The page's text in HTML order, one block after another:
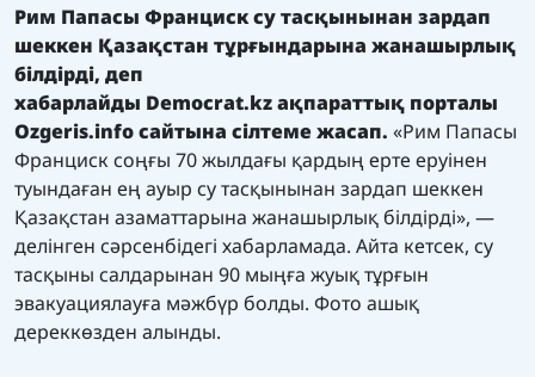
Рим Папасы Франциск су тасқынынан зардап
шеккен Қазақстан тұрғындарына жанашырлық
білдірді, деп
хабарлайды Democrat.kzақпараттық порталы
Ozgeris.infoсайтына сілтеме жасап. «Рим Папасы
Франциск соңғы 70 жылдағы қардың ерте еруінен
туындаған ең ауыр су тасқынынан зардап шеккен
Қазақстан азаматтарына жанашырлық білдірді», —
делінген сәрсенбідегі хабарламада. Айта кетсек, су
тасқыны салдарынан 90 мыңға жуық тұрғын
эвакуациялауға мәжбүр болды. Фото ашық
дереккөзден алынды.